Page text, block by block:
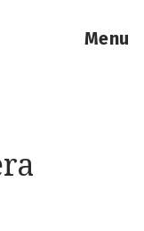
Menu